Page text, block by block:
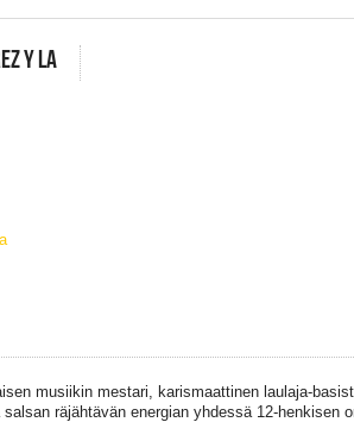
Y LA
musiikin mestari, karismaattinen laulaja-
räjähtävän energian yhdessä 12-henkisen